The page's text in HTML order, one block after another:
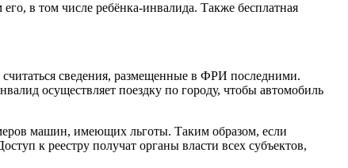
в том числе ребёнка-инвалида. Также бесплатная
сведения, размещенные в ФРИ последними.
осуществляет поездку по городу, чтобы автомобиль
машин, имеющих льготы. Таким образом, если
к реестру получат органы власти всех субъектов,